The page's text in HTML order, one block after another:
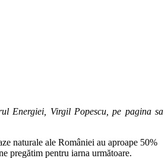
Energiei, Virgil Popescu, pe pagina sa
naturale ale României au aproape 50%
pregătim pentru iarna următoare.